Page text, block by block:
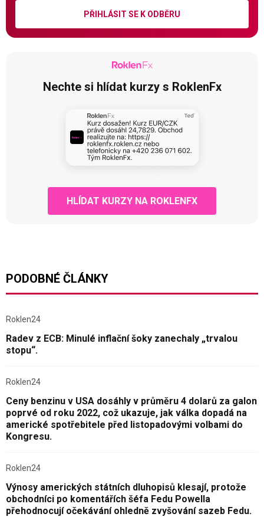
PŘIHLÁSIT SE K ODBĚRU
Nechte si hlídat kurzy s RoklenFx
HLÍDAT KURZY NA ROKLENFX
PODOBNÉ ČLÁNKY
Roklen24
Radev z ECB: Minulé inflační šoky zanechaly „trvalou
stopu“.
Roklen24
Ceny benzinu v USA dosáhly v průměru 4 dolarů za galon
poprvé od roku 2022, což ukazuje, jak válka dopadá na
americké spotřebitele před listopadovými volbami do
Kongresu.
Roklen24
Výnosy amerických státních dluhopisů klesají, protože
obchodníci po komentářích šéfa Fedu Powella
přehodnocují očekávání ohledně zvyšování sazeb Fedu.